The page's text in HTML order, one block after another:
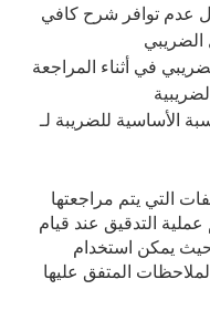
عدم توافر شرح كافي
في أثناء المراجعة
الأساسية للضريبة لـ
التي يتم مراجعتها
التدقيق عند قيام
حيث يمكن استخدام
المتفق عليها